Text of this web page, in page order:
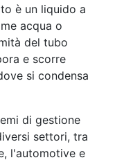
è un liquido a
acqua o
del tubo
e scorre
si condensa
di gestione
settori, tra
l'automotive e